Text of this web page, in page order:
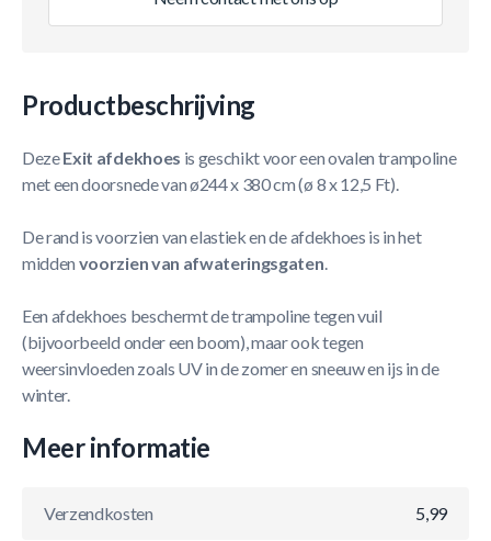
Productbeschrijving
DezeExit afdekhoes is geschikt voor een ovalen trampoline
met een doorsnede van ø244 x 380 cm (ø 8 x 12,5 Ft).
De rand is voorzien van elastiek en de afdekhoes is in het
midden voorzien van afwateringsgaten.
Een afdekhoes beschermt de trampoline tegen vuil
(bijvoorbeeld onder een boom), maar ook tegen
weersinvloeden zoals UV in de zomer en sneeuw en ijs in de
winter.
Meer informatie
Verzendkosten 5,99